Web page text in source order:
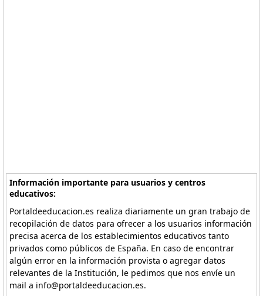
Información importante para usuarios y centros
educativos:
Portaldeeducacion.es realiza diariamente un gran trabajo de
recopilación de datos para ofrecer a los usuarios información
precisa acerca de los establecimientos educativos tanto
privados como públicos de España. En caso de encontrar
algún error en la información provista o agregar datos
relevantes de la Institución, le pedimos que nos envíe un
mail a info@portaldeeducacion.es.